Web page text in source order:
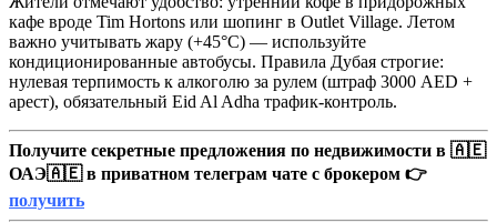
кафе вроде Tim Hortons или шопинг в Outlet Village. Летом
важно учитывать жару (+45°C) — используйте
кондиционированные автобусы. Правила Дубая строгие:
нулевая терпимость к алкоголю за рулем (штраф 3000 AED +
арест), обязательный Eid Al Adha трафик-контроль.
Получите секретные предложения по недвижимости в 🇦🇪
ОАЭ🇦🇪 в приватном телеграм чате с брокером 👉
получить